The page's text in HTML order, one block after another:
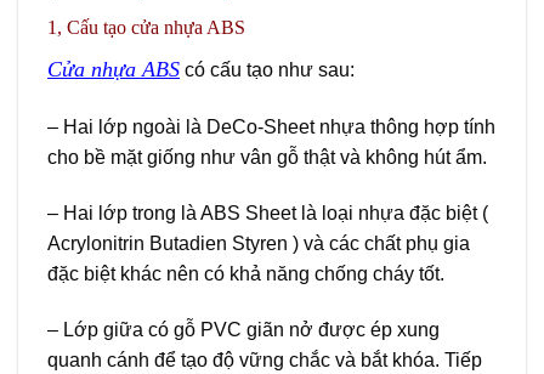
1, Cấu tạo cửa nhựa ABS
Cửa nhựa ABS có cấu tạo như sau:
– Hai lớp ngoài là DeCo-Sheet nhựa thông hợp tính
cho bề mặt giống như vân gỗ thật và không hút ẩm.
– Hai lớp trong là ABS Sheet là loại nhựa đặc biệt (
Acrylonitrin Butadien Styren ) và các chất phụ gia
đặc biệt khác nên có khả năng chống cháy tốt.
– Lớp giữa có gỗ PVC giãn nở được ép xung
quanh cánh để tạo độ vững chắc và bắt khóa. Tiếp